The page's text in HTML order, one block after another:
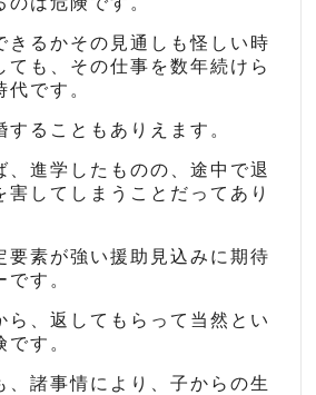
きるかその見通しも怪しい時
ても、その仕事を数年続けら
です。
ることもありえます。
、進学したものの、途中で退
害してしまうことだってあり
要素が強い援助見込みに期待
す。
ら、返してもらって当然とい
です。
、諸事情により、子からの生